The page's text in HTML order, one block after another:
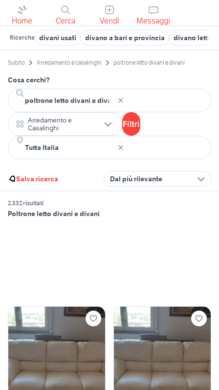
Home Cerca Vendi Messaggi
Ricerche divani usati divano a bari e provincia divano letto
Subito Arredamento e casalinghi poltrone letto divani e divani
Cosa cerchi?
Arredamento e
Casalinghi
Filtri
Salva ricerca Dal più rilevante
2.332 risultati
Poltrone letto divani e divani